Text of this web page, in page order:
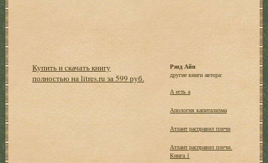
Купить и скачать книгу
полностью на litres.ru за 599 руб.
Рэнд Айн
другие книги автора:
А есть а
Апология капитализма
Атлант расправил плечи
Атлант расправил плечи.
Книга 1